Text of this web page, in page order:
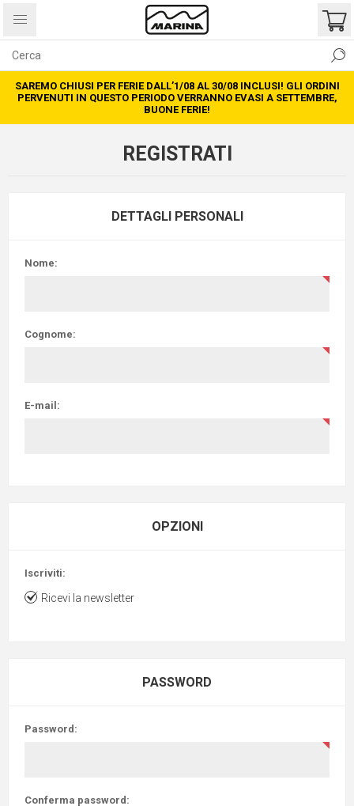
SAREMO CHIUSI PER FERIE DALL’1/08 AL 30/08 INCLUSI! GLI ORDINI
PERVENUTI IN QUESTO PERIODO VERRANNO EVASI A SETTEMBRE,
BUONE FERIE!
REGISTRATI
DETTAGLI PERSONALI
Nome:
Cognome:
E-mail:
OPZIONI
Iscriviti:
Ricevi la newsletter
PASSWORD
Password:
Conferma password: